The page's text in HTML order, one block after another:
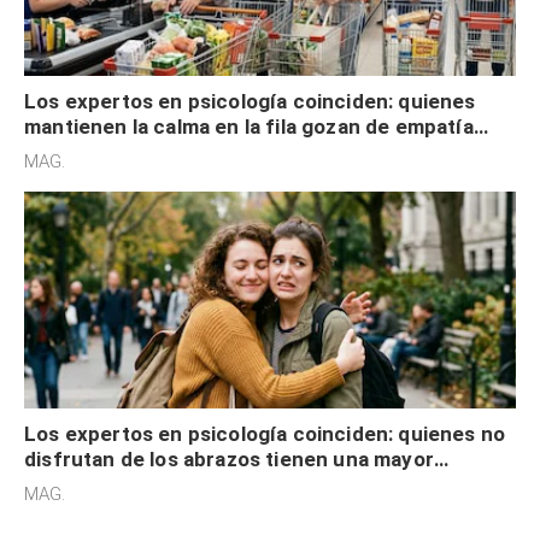
Los expertos en psicología coinciden: quienes
mantienen la calma en la fila gozan de empatía
cognitiva, gratitud y no solo tienen autocontrol
MAG.
Los expertos en psicología coinciden: quienes no
disfrutan de los abrazos tienen una mayor
sensibilidad a los estímulos físicos y no es por
MAG.